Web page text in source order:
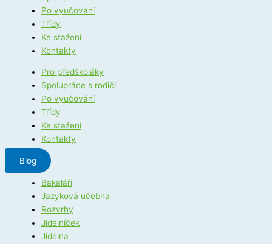
Po vyučování
Třídy
Ke stažení
Kontakty
Pro předškoláky
Spolupráce s rodiči
Po vyučování
Třídy
Ke stažení
Kontakty
Blog
Bakaláři
Jazyková učebna
Rozvrhy
Jídelníček
Jídelna